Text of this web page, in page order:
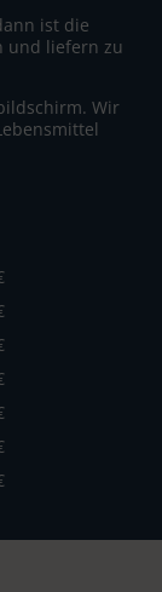
ist die
und liefern zu
Wir